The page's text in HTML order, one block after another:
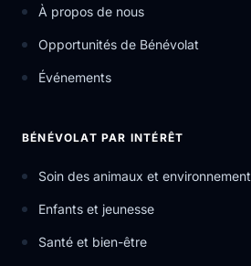
À propos de nous
Opportunités de Bénévolat
Événements
BÉNÉVOLAT PAR INTÉRÊT
Soin des animaux et environnement
Enfants et jeunesse
Santé et bien-être